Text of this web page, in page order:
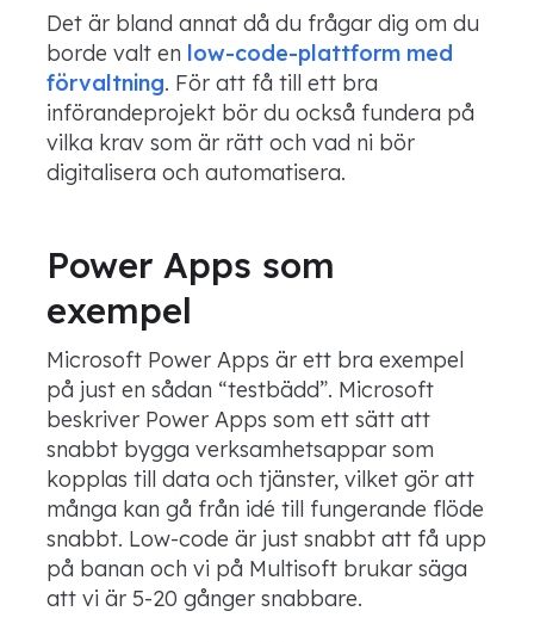
Det är bland annat då du frågar dig om du
borde valt en low-code-plattform med
förvaltning. För att få till ett bra
införandeprojekt bör du också fundera på
vilka krav som är rätt och vad ni bör
digitalisera och automatisera.
Power Apps som
exempel
Microsoft Power Apps är ett bra exempel
på just en sådan “testbädd”. Microsoft
beskriver Power Apps som ett sätt att
snabbt bygga verksamhetsappar som
kopplas till data och tjänster, vilket gör att
många kan gå från idé till fungerande flöde
snabbt. Low-code är just snabbt att få upp
på banan och vi på Multisoft brukar säga
att vi är 5-20 gånger snabbare.